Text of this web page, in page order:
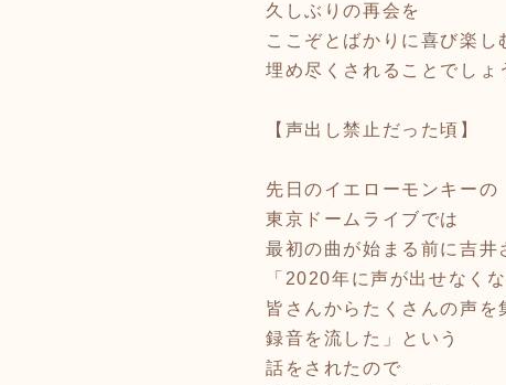
久しぶりの再会を
ここぞとばかりに喜び楽し
埋め尽くされることでしょ
【声出し禁止だった頃】
先日のイエローモンキーの
東京ドームライブでは
最初の曲が始まる前に吉井
「2020年に声が出せなく
皆さんからたくさんの声を
録音を流した」という
話をされたので